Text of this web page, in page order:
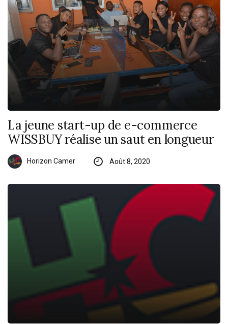
La jeune start-up de e-commerce
WISSBUY réalise un saut en longueur
Horizon Camer Août 8, 2020